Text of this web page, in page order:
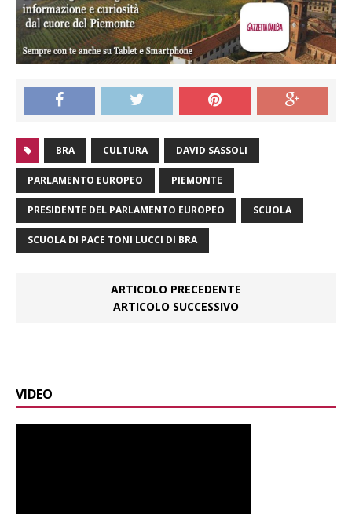
BRA CULTURA DAVID SASSOLI
PARLAMENTO EUROPEO PIEMONTE
PRESIDENTE DEL PARLAMENTO EUROPEO SCUOLA
SCUOLA DI PACE TONI LUCCI DI BRA
ARTICOLO PRECEDENTE
ARTICOLO SUCCESSIVO
VIDEO